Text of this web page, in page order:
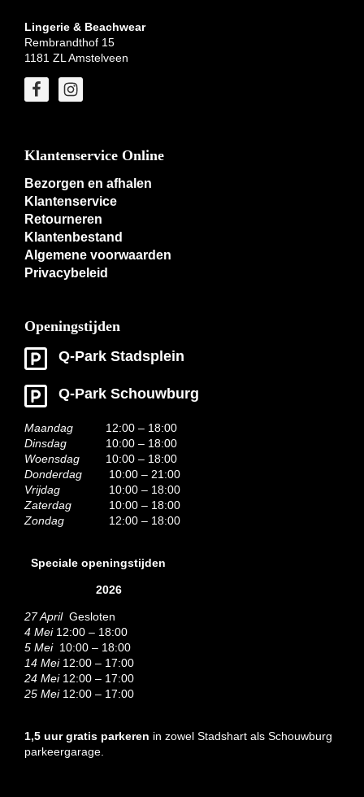
Lingerie & Beachwear
Rembrandthof 15
1181 ZL Amstelveen
Klantenservice Online
Bezorgen en afhalen
Klantenservice
Retourneren
Klantenbestand
Algemene voorwaarden
Privacybeleid
Openingstijden
Q-Park Stadsplein
Q-Park Schouwburg
Maandag
12:00 – 18:00
Dinsdag
10:00 – 18:00
Woensdag
10:00 – 18:00
Donderdag
10:00 – 21:00
Vrijdag
10:00 – 18:00
Zaterdag
10:00 – 18:00
Zondag
12:00 – 18:00
Speciale openingstijden
2026
27 AprilGesloten
4 Mei12:00 – 18:00
5 Mei10:00 – 18:00
14 Mei12:00 – 17:00
24 Mei12:00 – 17:00
25 Mei 12:00 – 17:00
1,5 uur gratis parkeren in zowel Stadshart als Schouwburg
parkeergarage.